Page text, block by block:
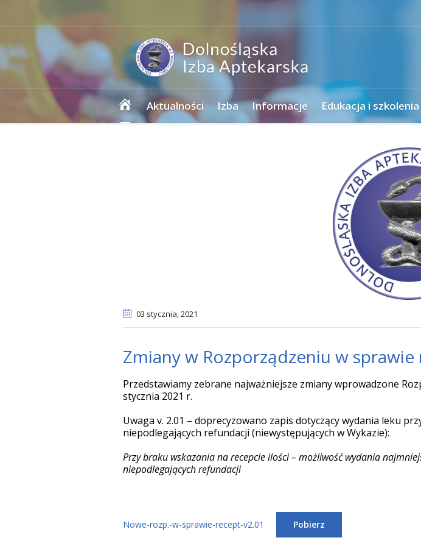
Strona
główna
Aktualności Izba Informacje Edukacja i szkolenia
03 stycznia, 2021
Zmiany w Rozporządzeniu w sprawie
Przedstawiamy zebrane najważniejsze zmiany wprowadzone
stycznia 2021 r.
Uwaga v. 2.01 – doprecyzowano zapis dotyczący wydania leku
niepodlegających refundacji (niewystępujących w Wykazie):
Przy braku wskazania na recepcie ilości – możliwość wydania
niepodlegających refundacji
Nowe-rozp.-w-sprawie-recept-v2.01 Pobierz